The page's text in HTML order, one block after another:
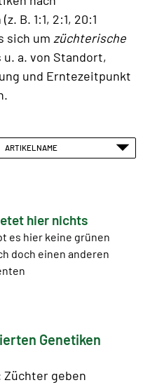
B. 1:1, 2:1, 20:1
sich um züchterische
a. von Standort,
und Erntezeitpunkt
ARTIKELNAME
hier nichts
es hier keine grünen
doch einen anderen
Genetiken
Züchter geben